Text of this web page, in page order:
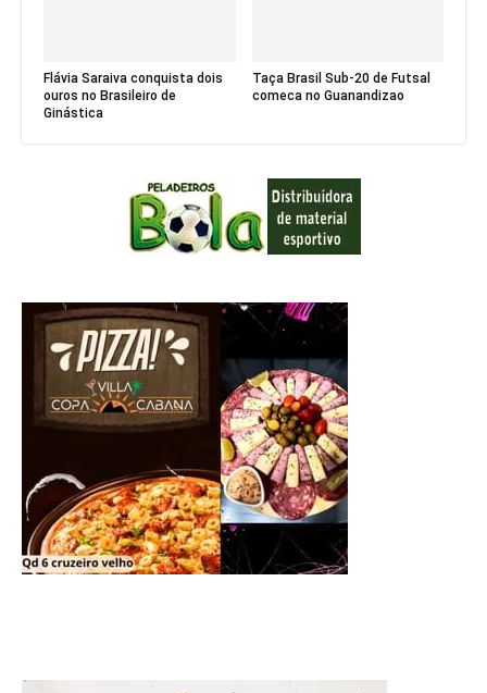
Flávia Saraiva conquista dois
ouros no Brasileiro de
Ginástica
Taça Brasil Sub-20 de Futsal
comeca no Guanandizao